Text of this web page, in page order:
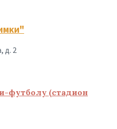
д. 2
футболу (стадион